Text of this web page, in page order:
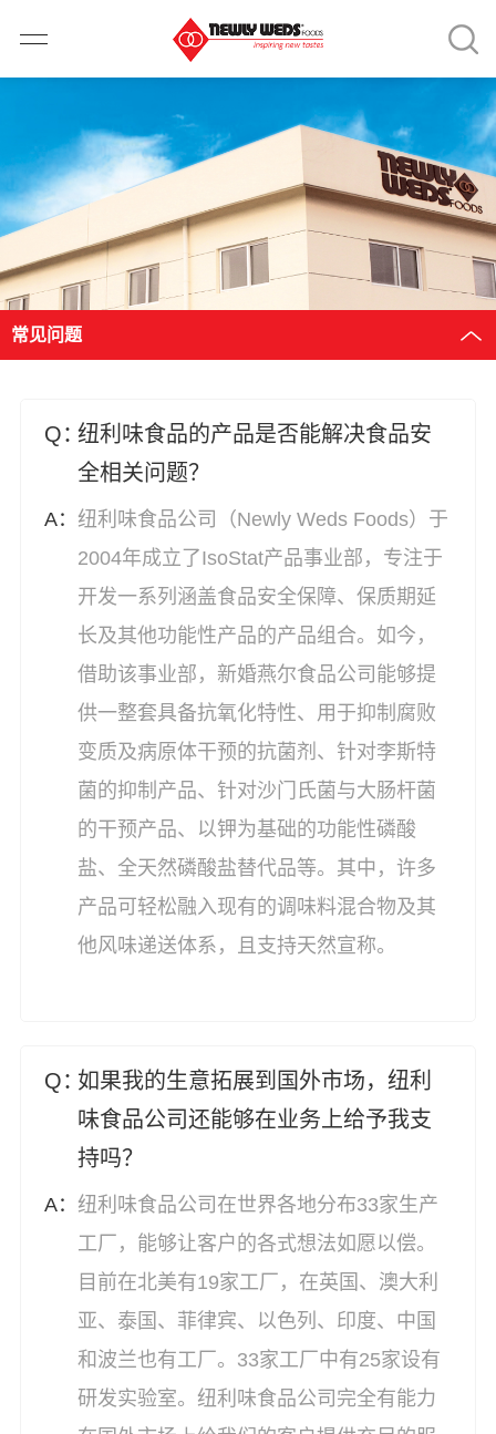
常见问题
纽利味食品的产品是否能解决食品安
全相关问题？
纽利味食品公司（Newly Weds Foods）于
2004年成立了IsoStat产品事业部，专注于
开发一系列涵盖食品安全保障、保质期延
长及其他功能性产品的产品组合。如今，
借助该事业部，新婚燕尔食品公司能够提
供一整套具备抗氧化特性、用于抑制腐败
变质及病原体干预的抗菌剂、针对李斯特
菌的抑制产品、针对沙门氏菌与大肠杆菌
的干预产品、以钾为基础的功能性磷酸
盐、全天然磷酸盐替代品等。其中，许多
产品可轻松融入现有的调味料混合物及其
他风味递送体系，且支持天然宣称。
如果我的生意拓展到国外市场，纽利
味食品公司还能够在业务上给予我支
持吗？
纽利味食品公司在世界各地分布33家生产
工厂，能够让客户的各式想法如愿以偿。
目前在北美有19家工厂，在英国、澳大利
亚、泰国、菲律宾、以色列、印度、中国
和波兰也有工厂。33家工厂中有25家设有
研发实验室。纽利味食品公司完全有能力